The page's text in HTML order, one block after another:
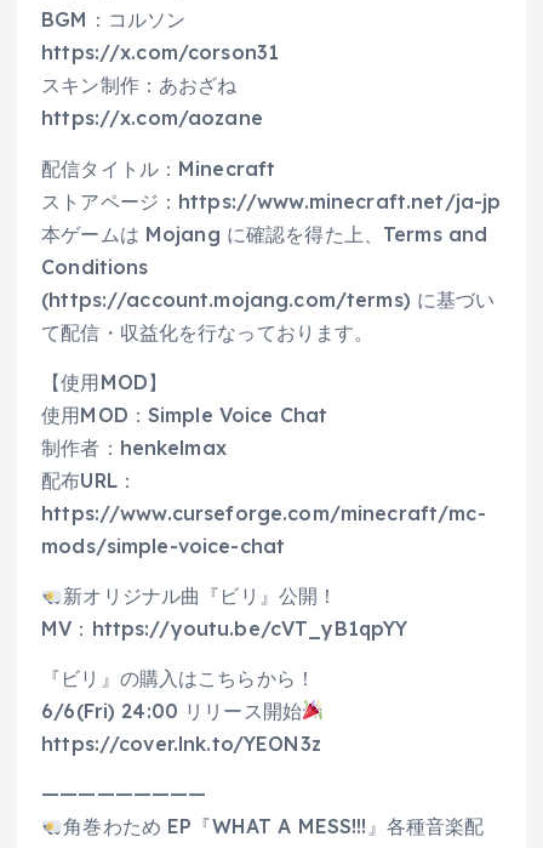
BGM：コルソン
https://x.com/corson31
スキン制作：あおざね
https://x.com/aozane
配信タイトル：Minecraft
ストアページ：https://www.minecraft.net/ja-jp
本ゲームは Mojang に確認を得た上、Terms and
Conditions
(https://account.mojang.com/terms) に基づい
て配信・収益化を行なっております。
【使用MOD】
使用MOD：Simple Voice Chat
制作者：henkelmax
配布URL：
https://www.curseforge.com/minecraft/mc-
mods/simple-voice-chat
新オリジナル曲『ビリ』公開！
MV：https://youtu.be/cVT_yB1qpYY
『ビリ』の購入はこちらから！
6/6(Fri) 24:00 リリース開始
https://cover.lnk.to/YEON3z
—————————
角巻わため EP『WHAT A MESS!!!』各種音楽配